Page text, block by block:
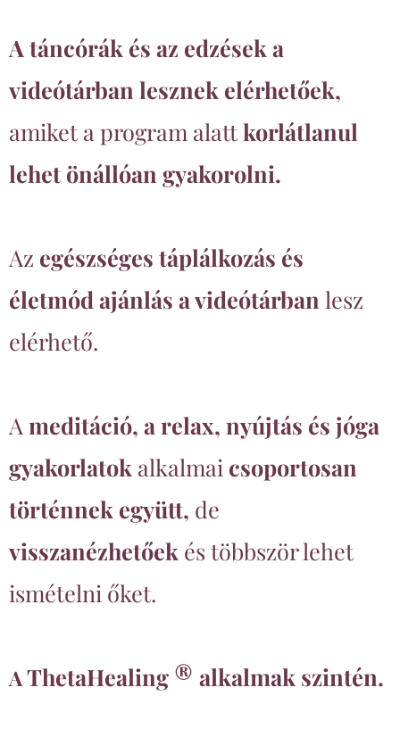
A táncórák és az edzések a
videótárban lesznek elérhetőek,
amiket a program alattkorlátlanul
lehet önállóan gyakorolni.
Az egészséges táplálkozás és
életmód ajánlás a videótárban lesz
elérhető.
A meditáció, a relax, nyújtás és jóga
gyakorlatok alkalmai csoportosan
történnek együtt, de
visszanézhetőek és többször lehet
ismételni őket.
AThetaHealing ® alkalmak szintén.